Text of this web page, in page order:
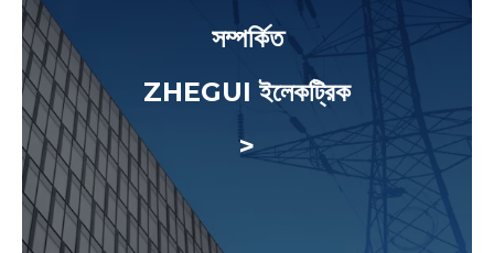
সম্পর্কিত
ZHEGUI ইলেকট্রিক
>